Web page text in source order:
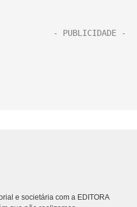
e societária com a EDITORA